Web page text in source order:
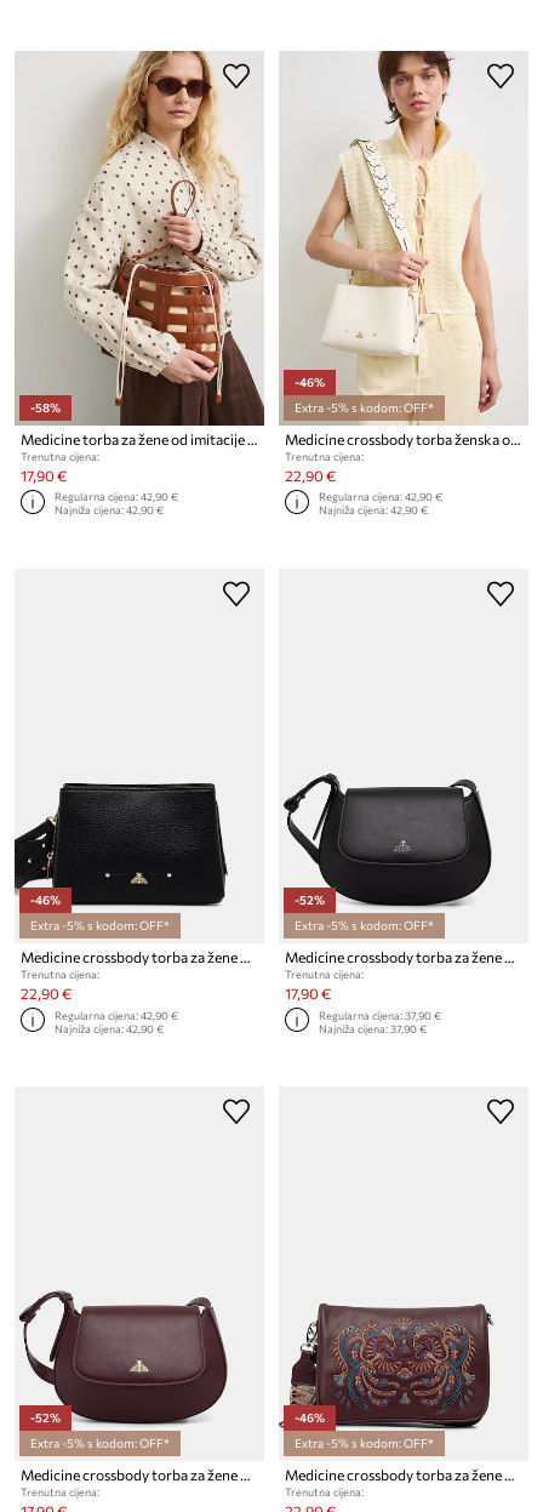
-58%
Trenutna cijena:
17,90 €
Regularna cijena:42,90 €
Najniža cijena:42,90 €
-46%
Extra -5% s kodom: OFF*
Trenutna cijena:
22,90 €
Regularna cijena:42,90 €
Najniža cijena:42,90 €
-46%
Extra -5% s kodom: OFF*
Medicine crossbody torba za žene od imitacije kože
Trenutna cijena:
22,90 €
Regularna cijena:42,90 €
Najniža cijena:42,90 €
-52%
Extra -5% s kodom: OFF*
Medicine crossbody torba za žene od imitacije kože
Trenutna cijena:
17,90 €
Regularna cijena:37,90 €
Najniža cijena:37,90 €
-52%
Extra -5% s kodom: OFF*
Medicine crossbody torba za žene od imitacije kože
Trenutna cijena:
-46%
Extra -5% s kodom: OFF*
Medicine crossbody torba za žene od imitacije kože
Trenutna cijena: